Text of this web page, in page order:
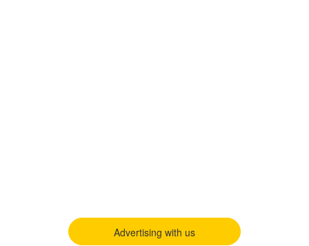
Advertising with us